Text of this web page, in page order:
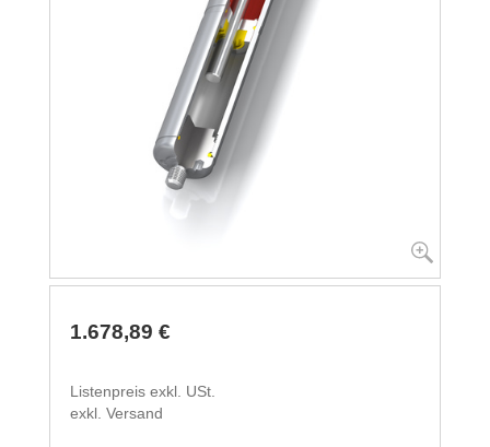
1.678,89 €
Listenpreis exkl. USt.
exkl. Versand